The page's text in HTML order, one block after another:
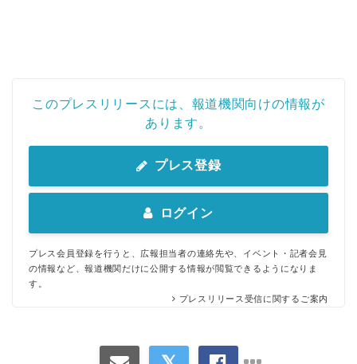
このプレスリリースには、報道機関向けの情報が
あります。
プレス登録
ログイン
プレス会員登録を行うと、広報担当者の連絡先や、イベント・記者会見
の情報など、報道機関だけに公開する情報が閲覧できるようになりま
す。
プレスリリース受信に関するご案内